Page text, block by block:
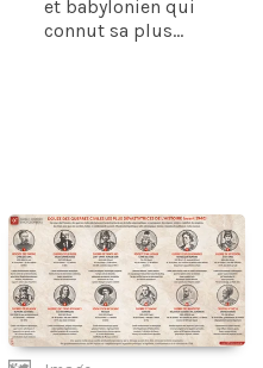
et babylonien qui
connut sa plus...